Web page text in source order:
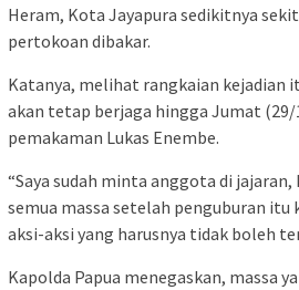
Heram, Kota Jayapura sedikitnya
pertokoan dibakar.
Katanya, melihat rangkaian kejadian
akan tetap berjaga hingga Jumat (29/
pemakaman Lukas Enembe.
“Saya sudah minta anggota di
semua massa setelah penguburan itu
aksi-aksi yang harusnya tidak boleh
Kapolda Papua menegaskan, massa